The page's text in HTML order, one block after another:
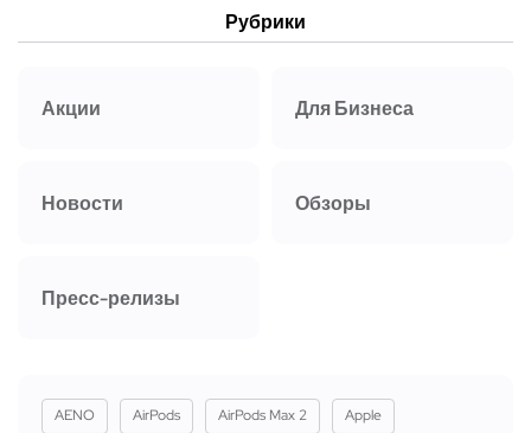
Рубрики
Акции Для Бизнеса
Новости Обзоры
Пресс-релизы
AENO AirPods AirPods Max 2 Apple